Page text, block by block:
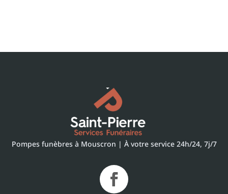
Pompes funèbres à Mouscron | À votre service 24h/24, 7j/7